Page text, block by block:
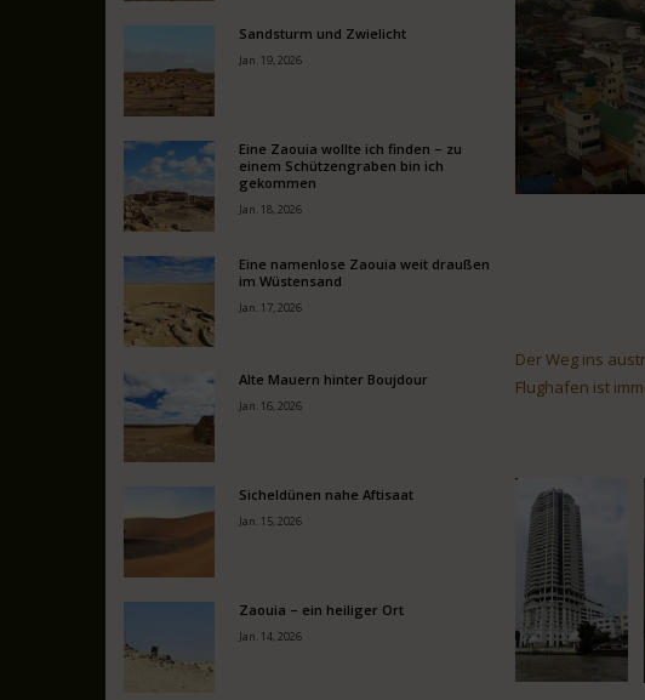
Der Weg ins
Flughafen ist
Sandsturm und Zwielicht
Jan. 19, 2026
Eine Zaouia wollte ich finden – zu
einem Schützengraben bin ich
gekommen
Jan. 18, 2026
Eine namenlose Zaouia weit draußen
im Wüstensand
Jan. 17, 2026
Alte Mauern hinter Boujdour
Jan. 16, 2026
Sicheldünen nahe Aftisaat
Jan. 15, 2026
Zaouia – ein heiliger Ort
Jan. 14, 2026